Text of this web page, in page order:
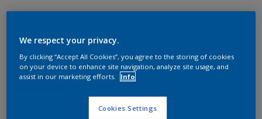
Ajouter à la liste d’achats
We respect your privacy.
By clicking “Accept All Cookies”, you agree to the storing of cookies
on your device to enhance site navigation, analyze site usage, and
assist in our marketing efforts.
Info
Cookies Settings